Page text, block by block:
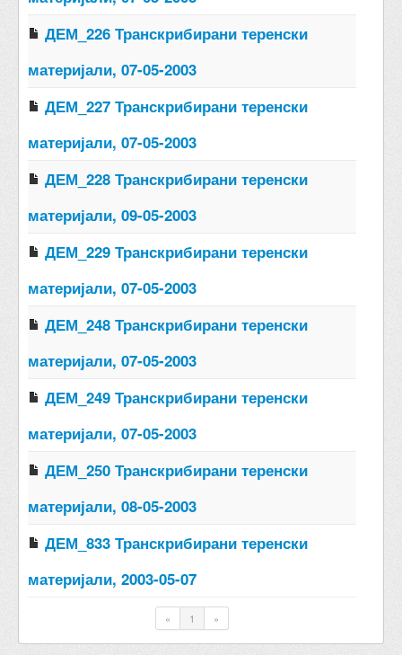
ДЕМ_226 Транскрибирани теренски
материјали, 07-05-2003
ДЕМ_227 Транскрибирани теренски
материјали, 07-05-2003
ДЕМ_228 Транскрибирани теренски
материјали, 09-05-2003
ДЕМ_229 Транскрибирани теренски
материјали, 07-05-2003
ДЕМ_248 Транскрибирани теренски
материјали, 07-05-2003
ДЕМ_249 Транскрибирани теренски
материјали, 07-05-2003
ДЕМ_250 Транскрибирани теренски
материјали, 08-05-2003
ДЕМ_833 Транскрибирани теренски
материјали, 2003-05-07
« 1 »